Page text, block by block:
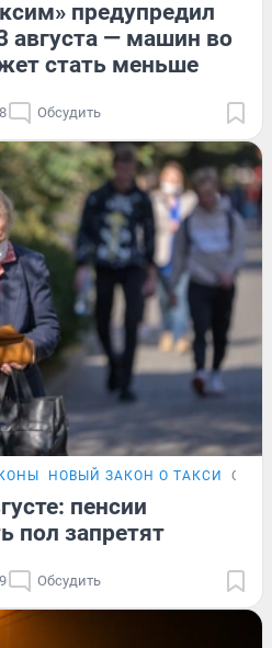
предупредил
августа — машин во
стать меньше
Обсудить
НОВЫЙ ЗАКОН О ТАКСИ
пенсии
пол запретят
Обсудить